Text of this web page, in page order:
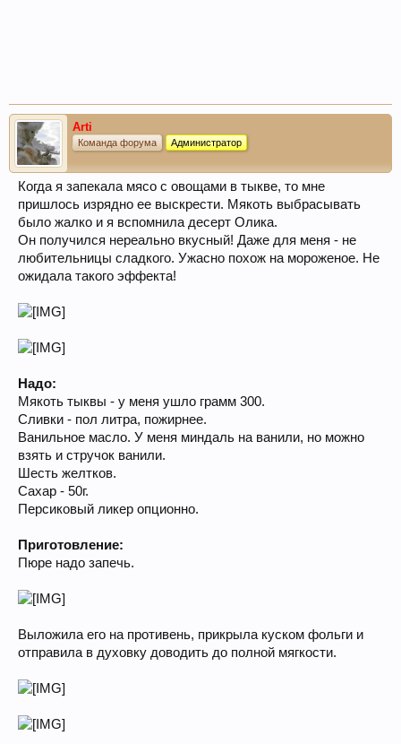
Arti
Команда форума Администратор
Когда я запекала мясо с овощами в тыкве, то мне
пришлось изрядно ее выскрести. Мякоть выбрасывать
было жалко и я вспомнила десерт Олика.
Он получился нереально вкусный! Даже для меня - не
любительницы сладкого. Ужасно похож на мороженое. Не
ожидала такого эффекта!
Надо:
Мякоть тыквы - у меня ушло грамм 300.
Сливки - пол литра, пожирнее.
Ванильное масло. У меня миндаль на ванили, но можно
взять и стручок ванили.
Шесть желтков.
Сахар - 50г.
Персиковый ликер опционно.
Приготовление:
Пюре надо запечь.
Выложила его на противень, прикрыла куском фольги и
отправила в духовку доводить до полной мягкости.